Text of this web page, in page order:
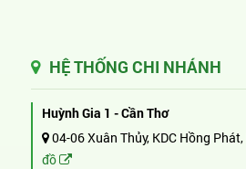
HỆ THỐNG CHI NHÁNH
Huỳnh Gia 1 - Cần Thơ
04-06 Xuân Thủy, KDC Hồng Phát,
đồ